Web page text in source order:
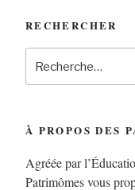
RECHERCHER
À PROPOS DES
Agréée par
Patrimômes vous